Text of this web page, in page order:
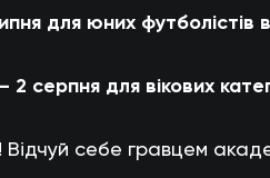
для юних футболістів
2 серпня для вікових
себе гравцем